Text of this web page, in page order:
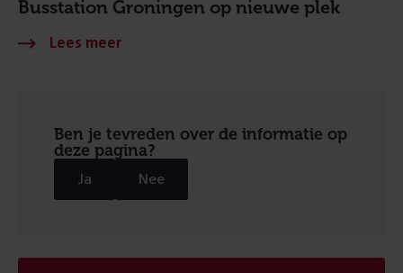
Busstation Groningen op nieuwe plek
Ben je tevreden over de informatie op
deze pagina?
Ja Nee